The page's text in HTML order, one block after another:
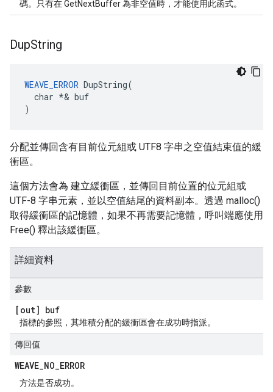
碼。只有在 GetNextBuffer 為非空值時，才能使用此函式。
DupString
WEAVE_ERROR DupString(
  char *& buf
)
分配並傳回含有目前位元組或 UTF8 字串之空值結束值的緩
衝區。
這個方法會為 建立緩衝區，並傳回目前位置的位元組或
UTF-8 字串元素，並以空值結尾的資料副本。透過 malloc()
取得緩衝區的記憶體，如果不再需要記憶體，呼叫端應使用
Free() 釋出該緩衝區。
詳細資料
參數
[out] buf
指標的參照，其堆積分配的緩衝區會在成功時指派。
傳回值
WEAVE_NO_ERROR
方法是否成功。